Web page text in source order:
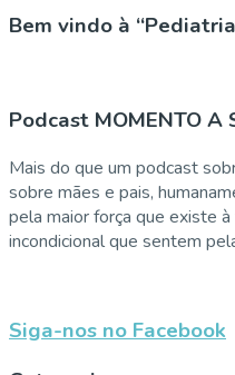
Bem vindo à
Podcast MOMENTO A
Mais do que um podcast
sobre mães e pais,
pela maior força que existe
incondicional que sentem
Siga-nos no Facebook